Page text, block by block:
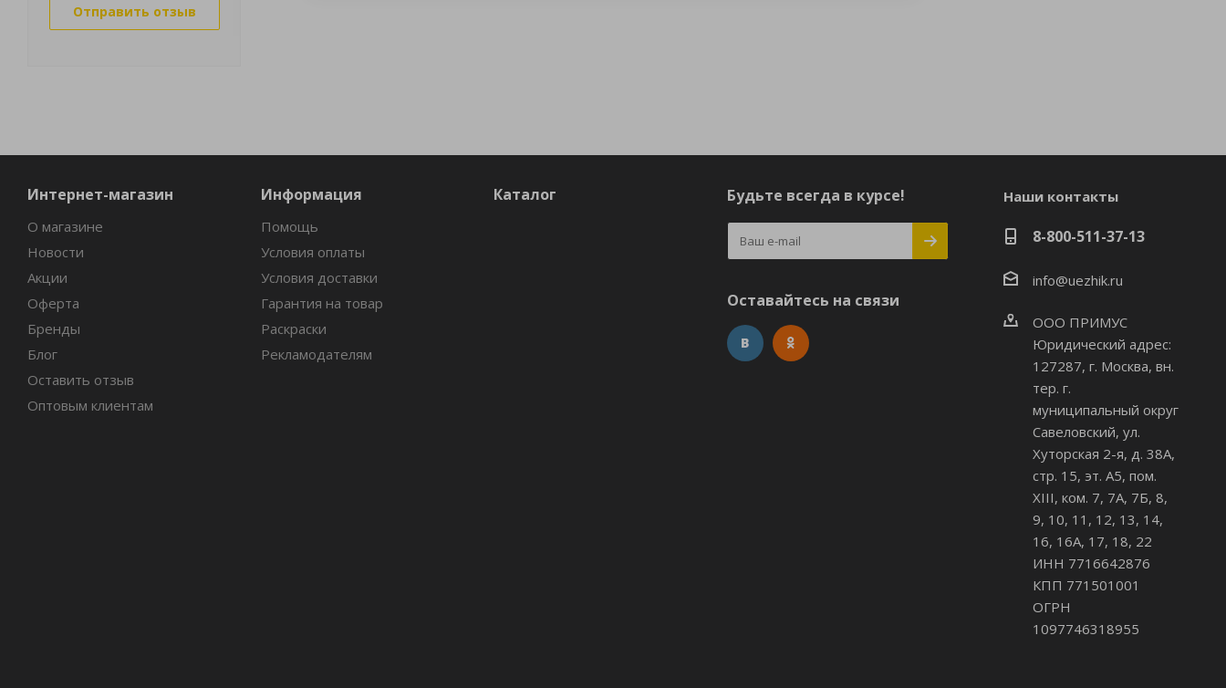
Отправить отзыв
Интернет-магазин
О магазине
Новости
Акции
Оферта
Бренды
Блог
Оставить отзыв
Оптовым клиентам
Информация
Помощь
Условия оплаты
Условия доставки
Гарантия на товар
Раскраски
Рекламодателям
Каталог Будьте всегда в курсе!
Оставайтесь на связи
Наши контакты
8-800-511-37-13
info@uezhik.ru
ООО ПРИМУС
Юридический адрес:
127287, г. Москва, вн.
тер. г.
муниципальный округ
Савеловский, ул.
Хуторская 2-я, д. 38А,
стр. 15, эт. А5, пом.
XIII, ком. 7, 7А, 7Б, 8,
9, 10, 11, 12, 13, 14,
16, 16А, 17, 18, 22
ИНН 7716642876
КПП 771501001
ОГРН
1097746318955